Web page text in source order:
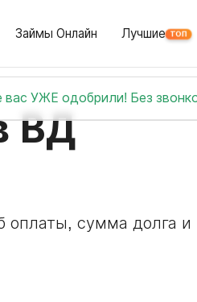
Займы Онлайн Лучшие ТОП
вас УЖЕ одобрили! Без
ВД
оплаты, сумма долга и